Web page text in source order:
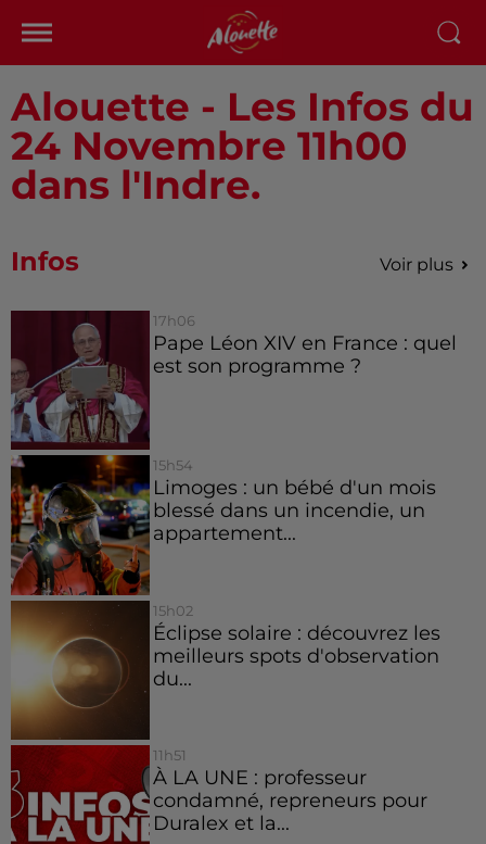
Alouette - Les Infos du
24 Novembre 11h00
dans l'Indre.
Infos Voir plus
17h06
Pape Léon XIV en France : quel
est son programme ?
15h54
Limoges : un bébé d'un mois
blessé dans un incendie, un
appartement...
15h02
Éclipse solaire : découvrez les
meilleurs spots d'observation
du...
11h51
À LA UNE : professeur
condamné, repreneurs pour
Duralex et la...